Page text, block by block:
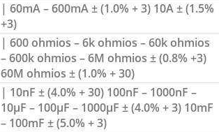
| 60mA – 600mA ± (1.0% + 3) 10A ± (1.5%
+3)
| 600 ohmios – 6k ohmios – 60k ohmios
– 600k ohmios – 6M ohmios ± (0.8% +3)
60M ohmios ± (1.0% + 30)
| 10nF ± (4.0% + 30) 100nF – 1000nF –
10µF – 100µF – 1000µF ± (4.0% + 3) 10mF
– 100mF ± (5.0% + 3)